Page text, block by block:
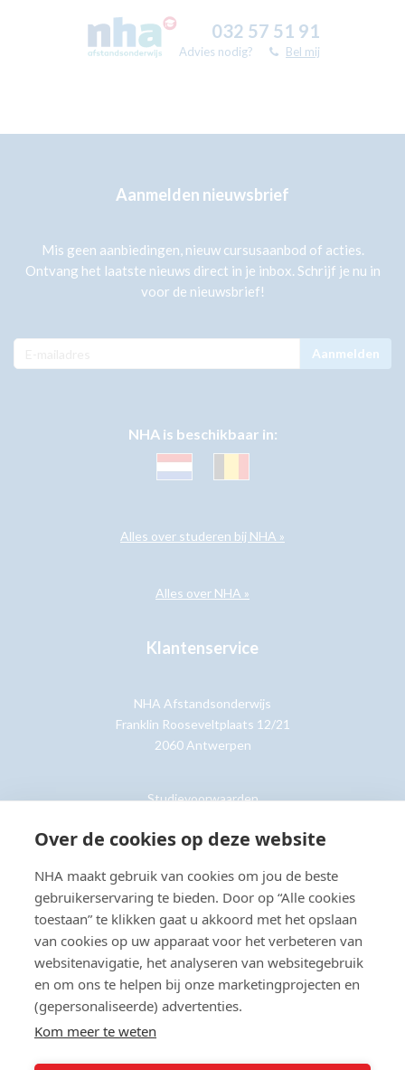
Over de cookies op deze website
NHA maakt gebruik van cookies om jou de beste
gebruikerservaring te bieden. Door op “Alle cookies
toestaan” te klikken gaat u akkoord met het opslaan
van cookies op uw apparaat voor het verbeteren van
websitenavigatie, het analyseren van websitegebruik
en om ons te helpen bij onze marketingprojecten en
(gepersonaliseerde) advertenties.
Kom meer te weten
032 57 51 91
Advies nodig? Bel mij
Aanmelden nieuwsbrief
Mis geen aanbiedingen, nieuw cursusaanbod of acties.
Ontvang het laatste nieuws direct in je inbox. Schrijf je nu in
voor de nieuwsbrief!
Aanmelden
NHA is beschikbaar in:
Alles over studeren bij NHA »
Alles over NHA »
Klantenservice
NHA Afstandsonderwijs
Franklin Rooseveltplaats 12/21
2060 Antwerpen
Studievoorwaarden
Klantenservice »
© Copyright 2026 NHA Privacy- en cookieverklaring
Sitemap
Toegankelijkheidsverklaring